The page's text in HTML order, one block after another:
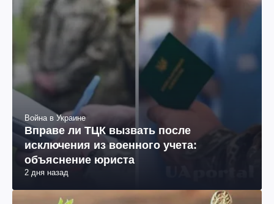
Война в Украине
Вправе ли ТЦК вызвать после
исключения из военного учета:
объяснение юриста
2 дня назад